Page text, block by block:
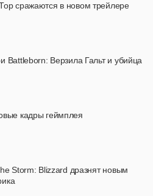
сражаются в новом трейлере
Battleborn: Верзила Гальт и убийца
кадры геймплея
Storm: Blizzard дразнят новым